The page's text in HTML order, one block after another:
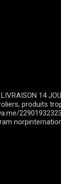
14
produits